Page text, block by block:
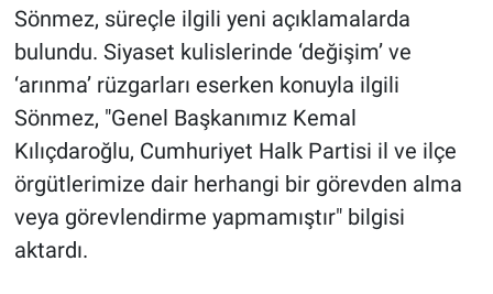
Sönmez, süreçle ilgili yeni açıklamalarda
bulundu. Siyaset kulislerinde ‘değişim’ ve
‘arınma’ rüzgarları eserken konuyla ilgili
Sönmez, "Genel Başkanımız Kemal
Kılıçdaroğlu, Cumhuriyet Halk Partisi il ve ilçe
örgütlerimize dair herhangi bir görevden alma
veya görevlendirme yapmamıştır" bilgisi
aktardı.